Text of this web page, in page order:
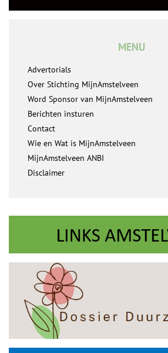
MENU
Advertorials
Over Stichting MijnAmstelveen
Word Sponsor van MijnAmstelveen
Berichten insturen
Contact
Wie en Wat is MijnAmstelveen
MijnAmstelveen ANBI
Disclaimer